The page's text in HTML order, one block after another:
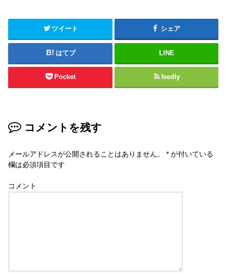
ツイート シェア
はてブ LINE
Pocket feedly
コメントを残す
メールアドレスが公開されることはありません。 * が付いている
欄は必須項目です
コメント